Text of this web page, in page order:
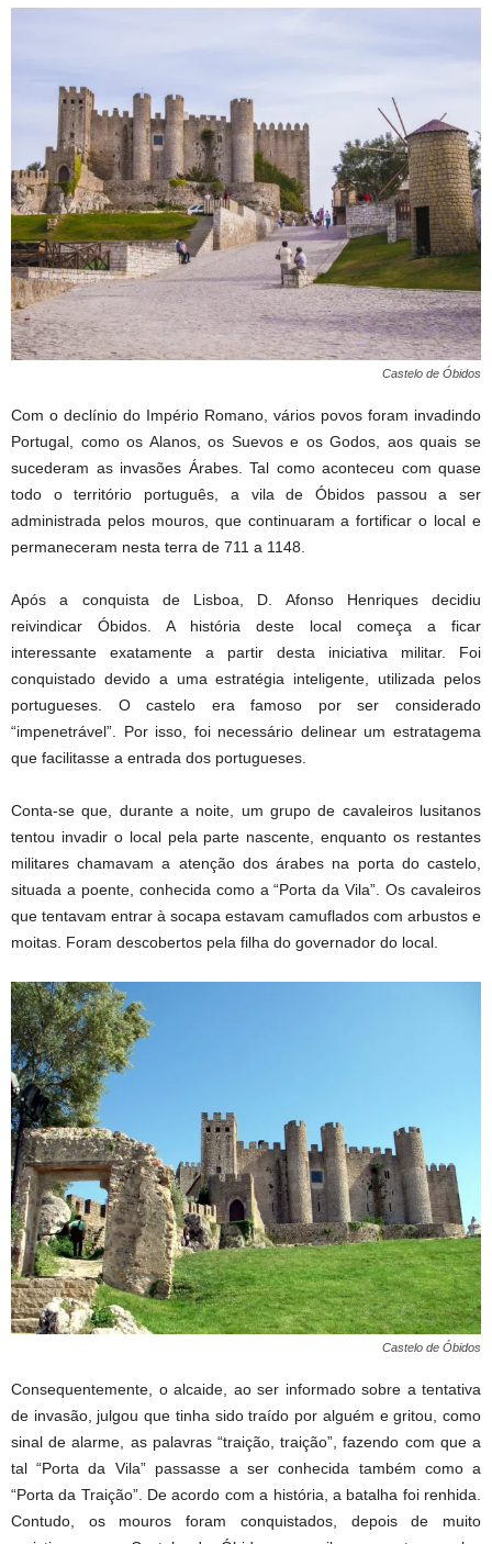
Castelo de Óbidos
Com o declínio do Império Romano, vários povos foram invadindo
Portugal, como os Alanos, os Suevos e os Godos, aos quais se
sucederam as invasões Árabes. Tal como aconteceu com quase
todo o território português, a vila de Óbidos passou a ser
administrada pelos mouros, que continuaram a fortificar o local e
permaneceram nesta terra de 711 a 1148.
Após a conquista de Lisboa, D. Afonso Henriques decidiu
reivindicar Óbidos. A história deste local começa a ficar
interessante exatamente a partir desta iniciativa militar. Foi
conquistado devido a uma estratégia inteligente, utilizada pelos
portugueses. O castelo era famoso por ser considerado
“impenetrável”. Por isso, foi necessário delinear um estratagema
que facilitasse a entrada dos portugueses.
Conta-se que, durante a noite, um grupo de cavaleiros lusitanos
tentou invadir o local pela parte nascente, enquanto os restantes
militares chamavam a atenção dos árabes na porta do castelo,
situada a poente, conhecida como a “Porta da Vila”. Os cavaleiros
que tentavam entrar à socapa estavam camuflados com arbustos e
moitas. Foram descobertos pela filha do governador do local.
Castelo de Óbidos
Consequentemente, o alcaide, ao ser informado sobre a tentativa
de invasão, julgou que tinha sido traído por alguém e gritou, como
sinal de alarme, as palavras “traição, traição”, fazendo com que a
tal “Porta da Vila” passasse a ser conhecida também como a
“Porta da Traição”. De acordo com a história, a batalha foi renhida.
Contudo, os mouros foram conquistados, depois de muito